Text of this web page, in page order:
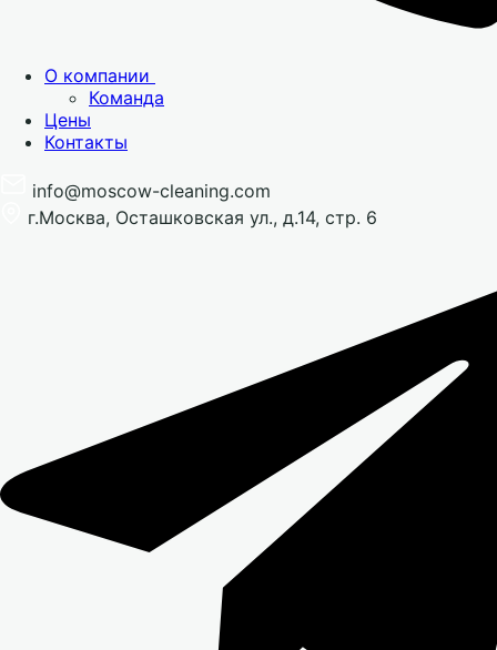
О компании
Команда
Цены
Контакты
info@moscow-cleaning.com
г.Москва, Осташковская ул., д.14, стр. 6